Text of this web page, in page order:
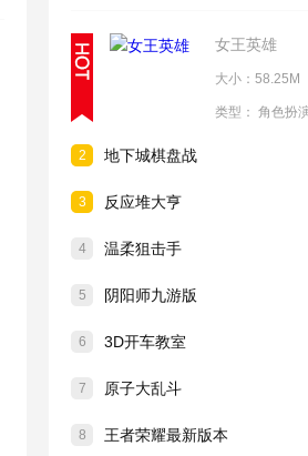
女王英雄
大小：58.25M
类型： 角色扮
2 地下城棋盘战
3 反应堆大亨
4 温柔狙击手
5 阴阳师九游版
6 3D开车教室
7 原子大乱斗
8 王者荣耀最新版本